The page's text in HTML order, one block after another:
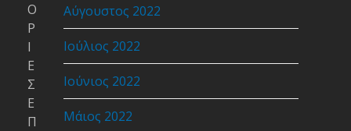
Αύγουστος 2022
Ιούλιος 2022
Ιούνιος 2022
Μάιος 2022
Ο
Ρ
Ι
Ε
Σ
Ε
Π